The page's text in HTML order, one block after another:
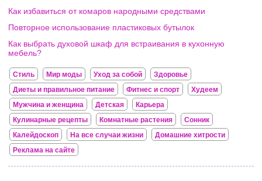
Как избавиться от комаров народными средствами
Повторное использование пластиковых бутылок
Как выбрать духовой шкаф для встраивания в кухонную
мебель?
Стиль Мир моды Уход за собой
Здоровье
Диеты и правильное питание
Фитнес и спорт
Худеем
Мужчина и женщина
Детская
Карьера
Кулинарные рецепты
Комнатные растения
Сонник
Калейдоскоп
На все случаи жизни
Домашние хитрости
Реклама на сайте